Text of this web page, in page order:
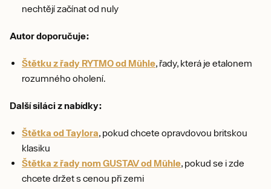
nechtějí začínat od nuly
Autor doporučuje:
Štětku z řady RYTMO od Mühle, řady, která je etalonem
rozumného oholení.
Další siláci z nabídky:
Štětka od Taylora, pokud chcete opravdovou britskou
klasiku
Štětka z řady nom GUSTAV od Mühle, pokud se i zde
chcete držet s cenou při zemi